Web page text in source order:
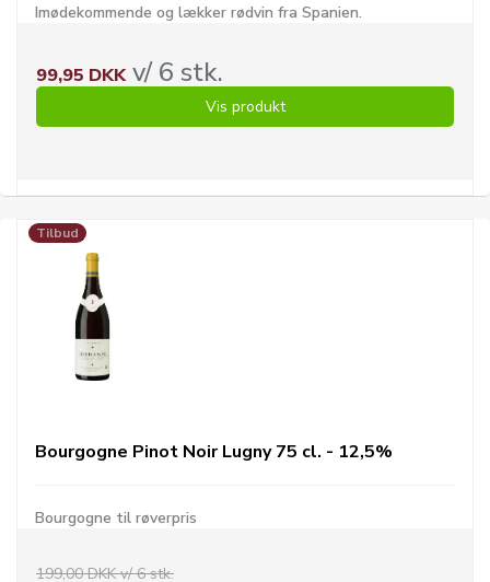
Imødekommende og lækker rødvin fra Spanien.
99,95 DKKv/ 6 stk.
Vis produkt
Tilbud
Bourgogne Pinot Noir Lugny 75 cl. - 12,5%
Bourgogne til røverpris
199,00 DKK v/ 6 stk.